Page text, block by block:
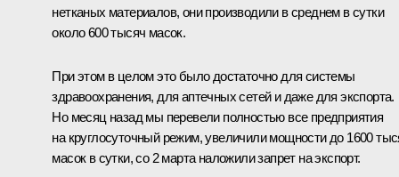
нетканых материалов, они производили в среднем в сутки
около 600 тысяч масок.
При этом в целом это было достаточно для системы
здравоохранения, для аптечных сетей и даже для экспорта.
Но месяц назад мы перевели полностью все предприятия
на круглосуточный режим, увеличили мощности до 1600
масок в сутки, со 2 марта наложили запрет на экспорт.